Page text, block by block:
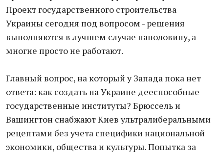
Проект государственного строительства
Украины сегодня под вопросом - решения
выполняются в лучшем случае наполовину, а
многие просто не работают.
Главный вопрос, на который у Запада пока нет
ответа: как создать на Украине дееспособные
государственные институты? Брюссель и
Вашингтон снабжают Киев ультралиберальными
рецептами без учета специфики национальной
экономики, общества и культуры. Попытка за